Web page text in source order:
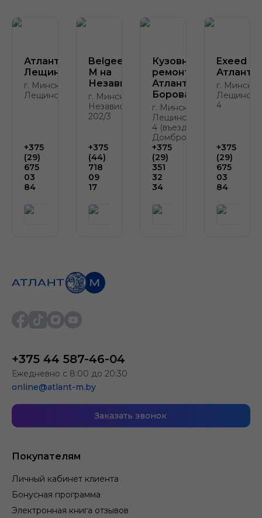
Атлант-М
Лещинского
г. Минск, ул.
Лещинского, 4
+375
(29)
675
03
84
Belgee Атлант-
М на
Независимости
г. Минск, пр-т
Независимости,
202/3
+375
(44)
718
09
17
Кузовной
ремонт
Атлант-М
Боровая
г. Минск, ул.
Лещинского,
4 (въезд с ул.
Домбровской)
+375
(29)
351
32
34
Exeed
Атлант-
г. Минск,
4
+375
(29)
675
03
84
Покупателям
Личный кабинет клиента
Бонусная программа
Электронная книга отзывов
+375 44 587-46-04
Ежедневно с 8:00 до 20:30
online@atlant-m.by
Заказать звонок